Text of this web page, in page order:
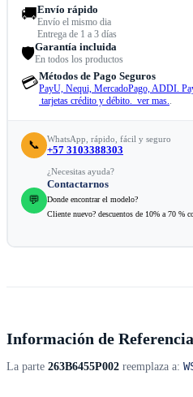
🚚Envío rápido
Envío el mismo dia
Entrega de 1 a 3 días
🛡️Garantía incluida
En todos los productos
💳Métodos de Pago Seguros
PayU, Nequi, MercadoPago, ADDI.
tarjetas crédito y débito. ver mas..
📞 WhatsApp, rápido, fácil y seguro
+57 3103388303
💬
¿Necesitas ayuda?
Contactarnos
Donde encontrar el modelo?
Cliente nuevo? descuentos de 10% a 70 %
Información de
La parte 263B6455P002 reemplaza a: